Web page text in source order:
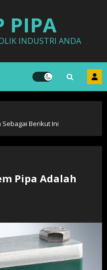
PIPA
INDUSTRI ANDA
Berikut Ini
Pipa Adalah